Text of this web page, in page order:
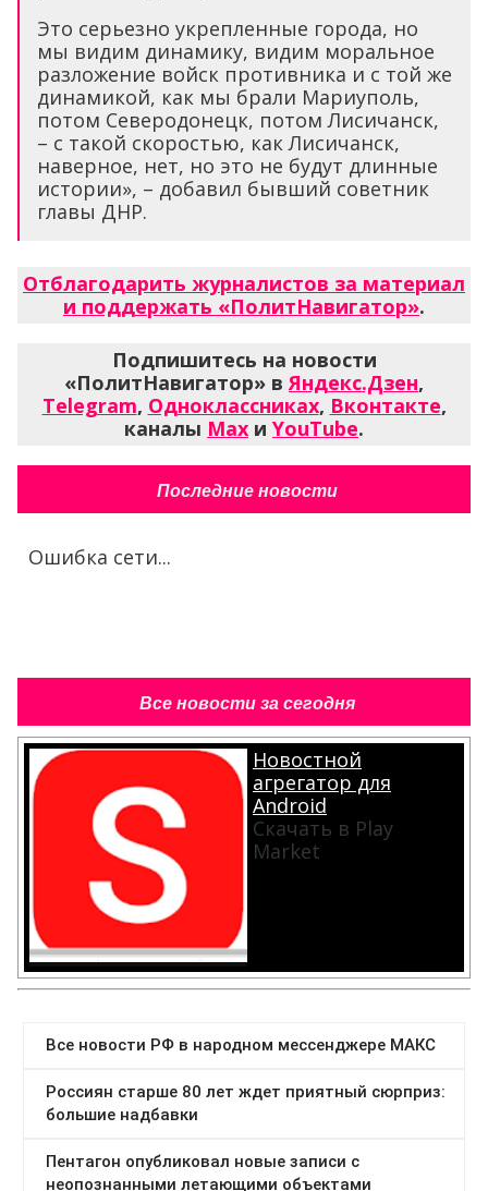
Это серьезно укрепленные города, но
мы видим динамику, видим моральное
разложение войск противника и с той же
динамикой, как мы брали Мариуполь,
потом Северодонецк, потом Лисичанск,
– с такой скоростью, как Лисичанск,
наверное, нет, но это не будут длинные
истории», – добавил бывший советник
главы ДНР.
Отблагодарить журналистов за материал
и поддержать «ПолитНавигатор».
Подпишитесь на новости
«ПолитНавигатор» вЯндекс.Дзен,
Telegram, Одноклассниках, Вконтакте,
каналы Max и YouTube.
Последние новости
Ошибка сети...
Все новости за сегодня
Новостной
агрегатор для
Android
Скачать в Play
Market